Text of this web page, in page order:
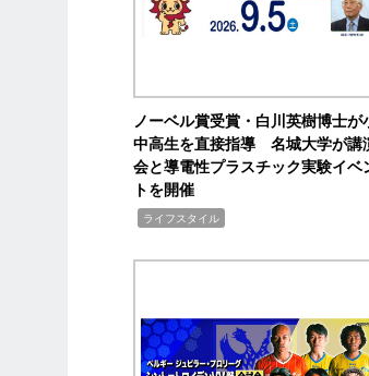
ノーベル賞受賞・白川英樹博士が
中高生を直接指導 名城大学が講
会と導電性プラスチック実験イベ
トを開催
ライフスタイル